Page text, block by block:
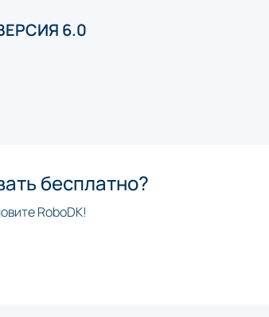
6.0
бесплатно?
RoboDK!